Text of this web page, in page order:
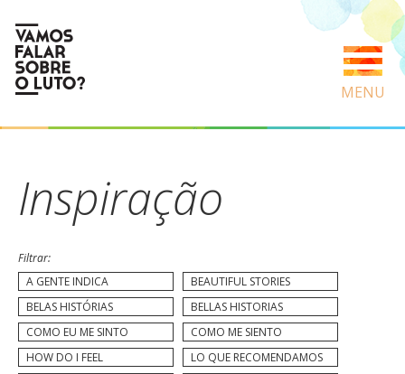
MENU
Inspiração
Filtrar:
A GENTE INDICA
BEAUTIFUL STORIES
BELAS HISTÓRIAS
BELLAS HISTORIAS
COMO EU ME SINTO
COMO ME SIENTO
HOW DO I FEEL
LO QUE RECOMENDAMOS